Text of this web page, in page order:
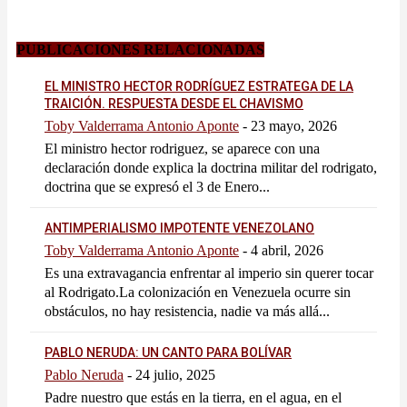
PUBLICACIONES RELACIONADAS
EL MINISTRO HECTOR RODRÍGUEZ ESTRATEGA DE LA
TRAICIÓN. RESPUESTA DESDE EL CHAVISMO
Toby Valderrama Antonio Aponte - 23 mayo, 2026
El ministro hector rodriguez, se aparece con una
declaración donde explica la doctrina militar del rodrigato,
doctrina que se expresó el 3 de Enero...
ANTIMPERIALISMO IMPOTENTE VENEZOLANO
Toby Valderrama Antonio Aponte - 4 abril, 2026
Es una extravagancia enfrentar al imperio sin querer tocar
al Rodrigato.La colonización en Venezuela ocurre sin
obstáculos, no hay resistencia, nadie va más allá...
PABLO NERUDA: UN CANTO PARA BOLÍVAR
Pablo Neruda - 24 julio, 2025
Padre nuestro que estás en la tierra, en el agua, en el